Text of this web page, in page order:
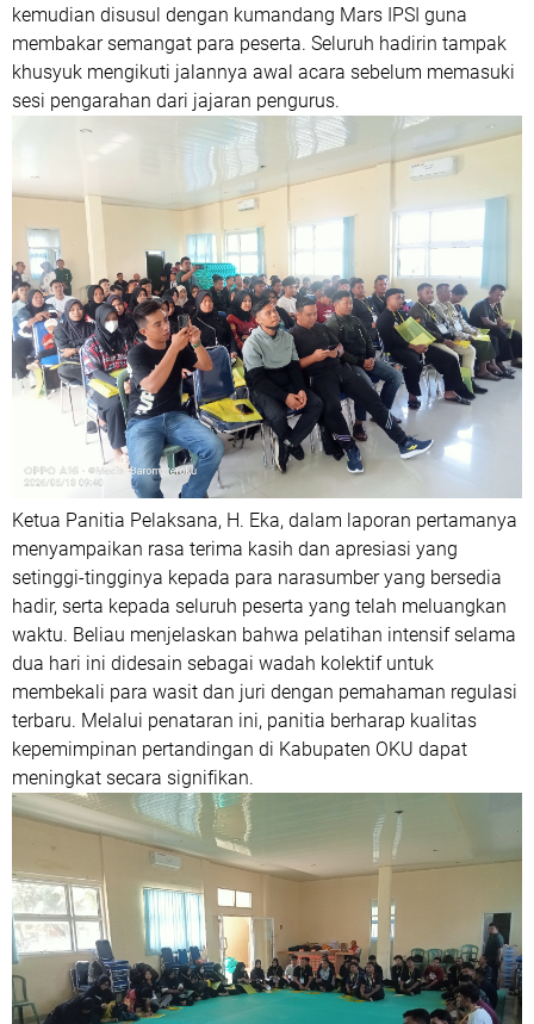
kemudian disusul dengan kumandang Mars IPSI guna
membakar semangat para peserta. Seluruh hadirin tampak
khusyuk mengikuti jalannya awal acara sebelum memasuki
sesi pengarahan dari jajaran pengurus.
Ketua Panitia Pelaksana, H. Eka, dalam laporan pertamanya
menyampaikan rasa terima kasih dan apresiasi yang
setinggi-tingginya kepada para narasumber yang bersedia
hadir, serta kepada seluruh peserta yang telah meluangkan
waktu. Beliau menjelaskan bahwa pelatihan intensif selama
dua hari ini didesain sebagai wadah kolektif untuk
membekali para wasit dan juri dengan pemahaman regulasi
terbaru. Melalui penataran ini, panitia berharap kualitas
kepemimpinan pertandingan di Kabupaten OKU dapat
meningkat secara signifikan.